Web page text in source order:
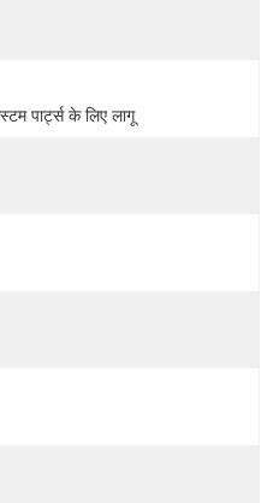
पार्ट्स के लिए लागू